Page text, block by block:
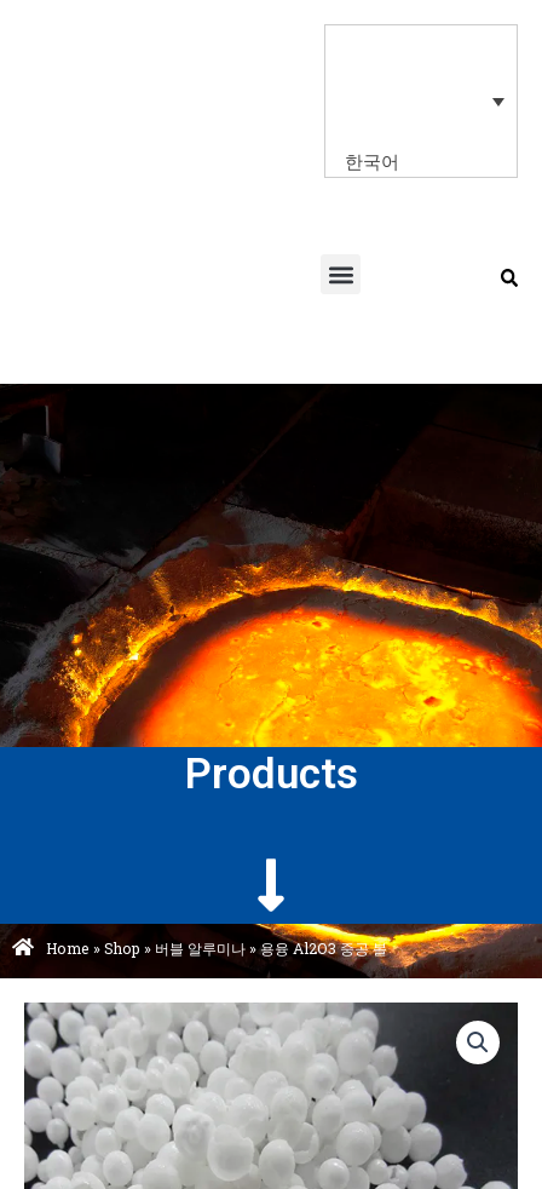
한국어
Menu
Products
Home »Shop » 버블 알루미나»용융 Al2O3 중공 볼